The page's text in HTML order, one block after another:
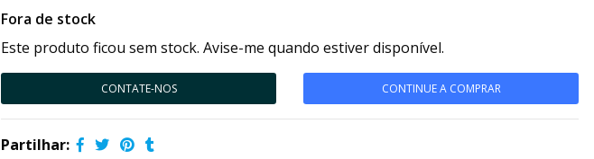
Fora de stock
Este produto ficou sem stock. Avise-me quando estiver disponível.
CONTATE-NOS CONTINUE A COMPRAR
Partilhar: